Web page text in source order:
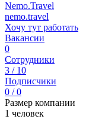
Nemo.Travel
nemo.travel
Хочу тут работать
Вакансии
0
Сотрудники
3 / 10
Подписчики
0 / 0
Размер компании
1 человек